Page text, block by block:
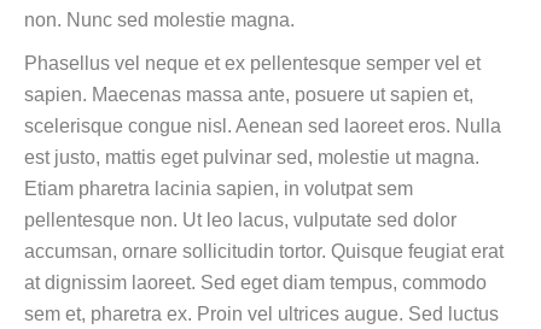
non. Nunc sed molestie magna.
Phasellus vel neque et ex pellentesque semper vel et
sapien. Maecenas massa ante, posuere ut sapien et,
scelerisque congue nisl. Aenean sed laoreet eros. Nulla
est justo, mattis eget pulvinar sed, molestie ut magna.
Etiam pharetra lacinia sapien, in volutpat sem
pellentesque non. Ut leo lacus, vulputate sed dolor
accumsan, ornare sollicitudin tortor. Quisque feugiat erat
at dignissim laoreet. Sed eget diam tempus, commodo
sem et, pharetra ex. Proin vel ultrices augue. Sed luctus